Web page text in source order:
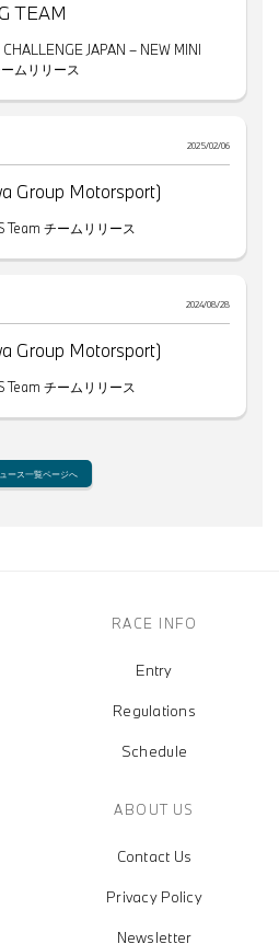
TEAM
JAPAN – NEW MINI
ムリリース
2025/02/06
Group Motorsport)
Team チームリリース
2024/08/28
Group Motorsport)
Team チームリリース
ース一覧ページへ
RACE INFO
Entry
Regulations
Schedule
ABOUT US
Contact Us
Privacy Policy
Newsletter